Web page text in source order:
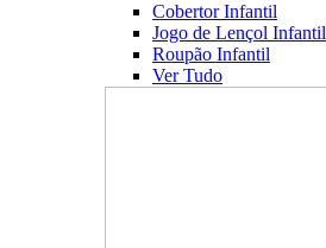
Cobertor Infantil
Jogo de Lençol Infantil
Roupão Infantil
Ver Tudo